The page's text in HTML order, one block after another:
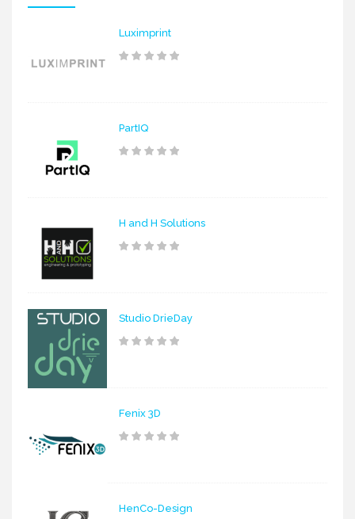
Luximprint
PartIQ
H and H Solutions
Studio DrieDay
Fenix 3D
HenCo-Design